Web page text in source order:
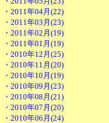
・2011年04月(22)
・2011年03月(23)
・2011年02月(19)
・2011年01月(19)
・2010年12月(25)
・2010年11月(20)
・2010年10月(19)
・2010年09月(23)
・2010年08月(21)
・2010年07月(20)
・2010年06月(24)